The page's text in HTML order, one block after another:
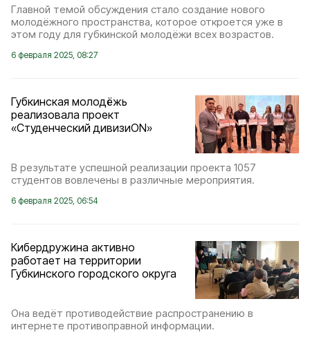
Главной темой обсуждения стало создание нового
молодёжного пространства, которое откроется уже в
этом году для губкинской молодёжи всех возрастов.
6 февраля 2025, 08:27
Губкинская молодёжь
реализовала проект
«Студенческий дивизиON»
В результате успешной реализации проекта 1057
студентов вовлечены в различные мероприятия.
6 февраля 2025, 06:54
Кибердружина активно
работает на территории
Губкинского городского округа
Она ведёт противодействие распространению в
интернете противоправной информации.